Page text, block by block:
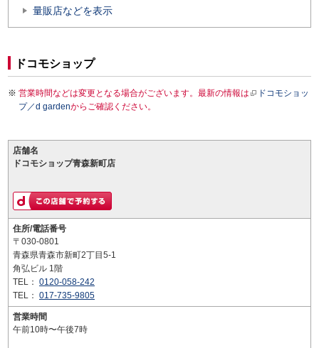
量販店などを表示
ドコモショップ
営業時間などは変更となる場合がございます。最新の情報は
ドコモショッ
プ／d gardenからご確認ください。
店舗名
ドコモショップ青森新町店
住所/電話番号
〒030-0801
青森県青森市新町2丁目5-1
角弘ビル 1階
TEL： 0120-058-242
TEL： 017-735-9805
営業時間
午前10時〜午後7時